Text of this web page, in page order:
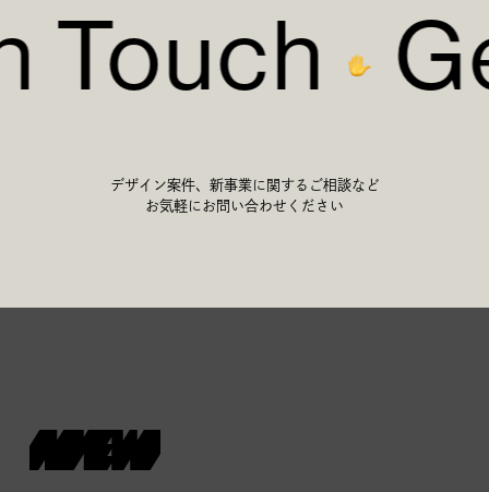
Touch
デザイン案件、新事業に関するご相談など
お気軽にお問い合わせください